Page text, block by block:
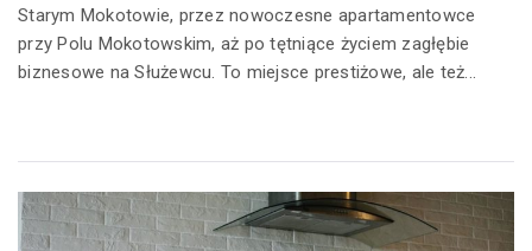
Starym Mokotowie, przez nowoczesne apartamentowce
przy Polu Mokotowskim, aż po tętniące życiem zagłębie
biznesowe na Służewcu. To miejsce prestiżowe, ale też...